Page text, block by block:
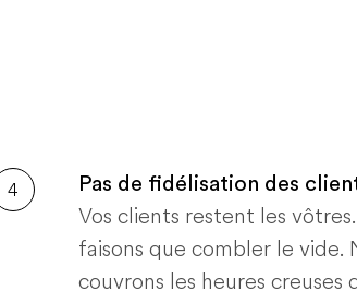
4 Pas de fidélisation des
Vos clients restent les
faisons que combler le vide.
couvrons les heures creuses